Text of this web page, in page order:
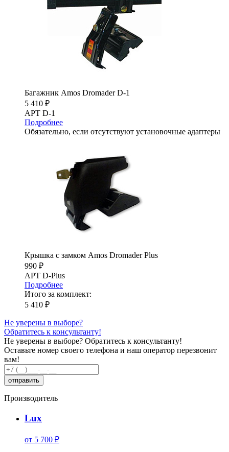
Багажник Amos Dromader D-1
5 410 ₽
АРТ D-1
Подробнее
Обязательно, если отсутствуют установочные адаптеры
Крышка с замком Amos Dromader Plus
990 ₽
АРТ D-Plus
Подробнее
Итого за комплект:
5 410 ₽
Не уверены в выборе?
Обратитесь к консультанту!
Не уверены в выборе? Обратитесь к консультанту!
Оставьте номер своего телефона и наш оператор перезвонит
вам!
Производитель
Lux
от 5 700 ₽